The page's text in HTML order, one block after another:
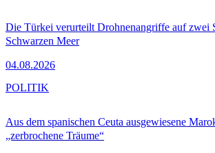
Die Türkei verurteilt Drohnenangriffe auf zwei
Schwarzen Meer
04.08.2026
Aus dem spanischen Ceuta ausgewiesene
„zerbrochene Träume“
POLITIK